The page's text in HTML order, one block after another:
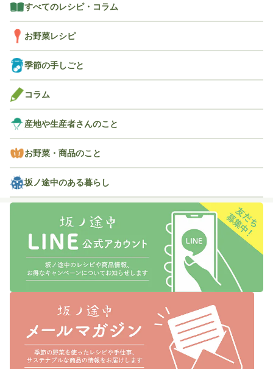
すべてのレシピ・コラム
お野菜レシピ
季節の手しごと
コラム
産地や生産者さんのこと
お野菜・商品のこと
坂ノ途中のある暮らし